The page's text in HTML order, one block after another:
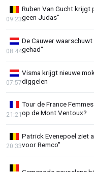
Ruben Van Gucht krijgt
geen Judas"
09:23
De Cauwer
gehad"
08:44
Visma krijgt nieuwe
diggelen
07:57
Tour de France
op de Mont Ventoux?
21:21
Patrick Evenepoel ziet
voor Remco"
20:33